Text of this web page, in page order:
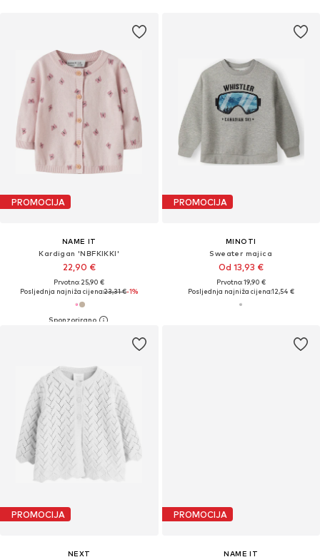
PROMOCIJA
NAME IT
Kardigan 'NBFKIKKI'
22,90 €
Prvotno: 25,90 €
Posljednja najniža cijena:23,31 €-1%
PROMOCIJA
MINOTI
Sweater majica
Od 13,93 €
Prvotno: 19,90 €
Posljednja najniža cijena:12,54 €
PROMOCIJA
NEXT
PROMOCIJA
NAME IT